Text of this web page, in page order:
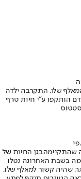
שלו, התקרבה ילדה
הותקפו ע"י חיות טרף
שהתקיימהבגן החיות של
בשבת האחרונה נטלו
שהיה קשור למאלף שלו.